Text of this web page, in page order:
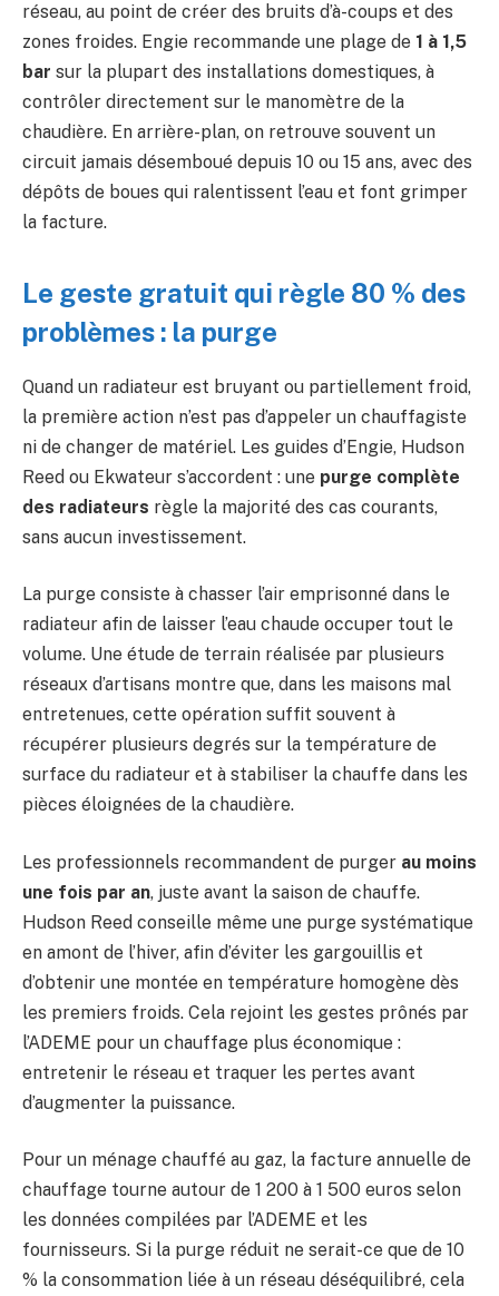
réseau, au point de créer des bruits d’à-coups et des
zones froides. Engie recommande une plage de 1 à 1,5
bar sur la plupart des installations domestiques, à
contrôler directement sur le manomètre de la
chaudière. En arrière-plan, on retrouve souvent un
circuit jamais désemboué depuis 10 ou 15 ans, avec des
dépôts de boues qui ralentissent l’eau et font grimper
la facture.
Le geste gratuit qui règle 80 % des
problèmes : la purge
Quand un radiateur est bruyant ou partiellement froid,
la première action n’est pas d’appeler un chauffagiste
ni de changer de matériel. Les guides d’Engie, Hudson
Reed ou Ekwateur s’accordent : une purge complète
des radiateurs règle la majorité des cas courants,
sans aucun investissement.
La purge consiste à chasser l’air emprisonné dans le
radiateur afin de laisser l’eau chaude occuper tout le
volume. Une étude de terrain réalisée par plusieurs
réseaux d’artisans montre que, dans les maisons mal
entretenues, cette opération suffit souvent à
récupérer plusieurs degrés sur la température de
surface du radiateur et à stabiliser la chauffe dans les
pièces éloignées de la chaudière.
Les professionnels recommandent de purger au moins
une fois par an, juste avant la saison de chauffe.
Hudson Reed conseille même une purge systématique
en amont de l’hiver, afin d’éviter les gargouillis et
d’obtenir une montée en température homogène dès
les premiers froids. Cela rejoint les gestes prônés par
l’ADEME pour un chauffage plus économique :
entretenir le réseau et traquer les pertes avant
d’augmenter la puissance.
Pour un ménage chauffé au gaz, la facture annuelle de
chauffage tourne autour de 1 200 à 1 500 euros selon
les données compilées par l’ADEME et les
fournisseurs. Si la purge réduit ne serait-ce que de 10
% la consommation liée à un réseau déséquilibré, cela